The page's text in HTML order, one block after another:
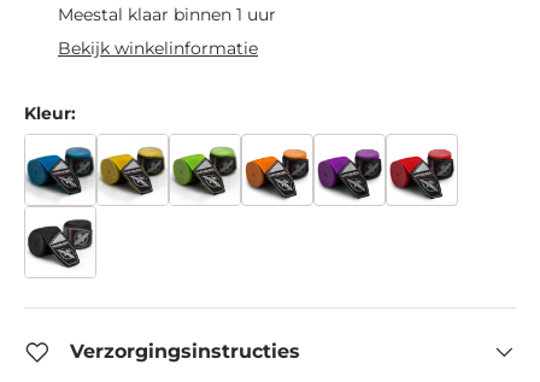
Meestal klaar binnen 1 uur
Bekijk winkelinformatie
Kleur:
Verzorgingsinstructies